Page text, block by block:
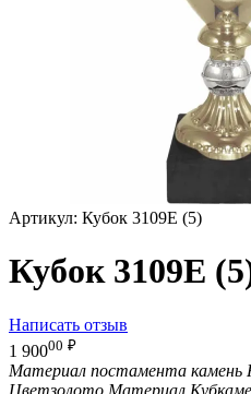
Артикул: Кубок 3109E (5)
Кубок 3109E
Написать отзыв
1 90000 ₽
Материал постамента камень
Цветзолото Материал Кубка